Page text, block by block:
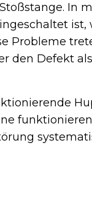
In
ist,
Probleme
den Defekt